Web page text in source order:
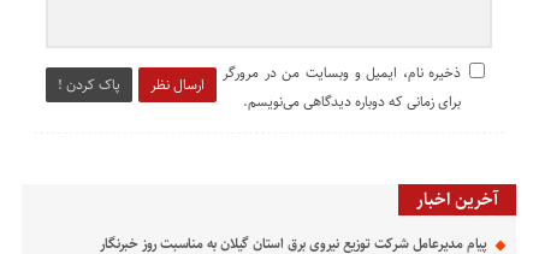
ارسال نظر پاک کردن !
ذخیره نام، ایمیل و وبسایت من در مرورگر
برای زمانی که دوباره دیدگاهی می‌نویسم.
آخرین اخبار
پیام مدیرعامل شركت توزیع نیروی برق استان گیلان به مناسبت روز خبرنگار ‌